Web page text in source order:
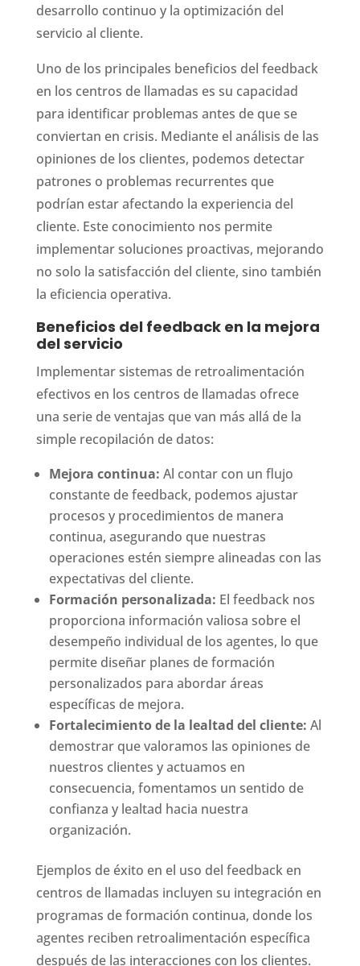
desarrollo continuo y la optimización del
servicio al cliente.
Uno de los principales beneficios del feedback
en los centros de llamadas es su capacidad
para identificar problemas antes de que se
conviertan en crisis. Mediante el análisis de las
opiniones de los clientes, podemos detectar
patrones o problemas recurrentes que
podrían estar afectando la experiencia del
cliente. Este conocimiento nos permite
implementar soluciones proactivas, mejorando
no solo la satisfacción del cliente, sino también
la eficiencia operativa.
Beneficios del feedback en la mejora
del servicio
Implementar sistemas de retroalimentación
efectivos en los centros de llamadas ofrece
una serie de ventajas que van más allá de la
simple recopilación de datos:
Mejora continua: Al contar con un flujo
constante de feedback, podemos ajustar
procesos y procedimientos de manera
continua, asegurando que nuestras
operaciones estén siempre alineadas con las
expectativas del cliente.
Formación personalizada: El feedback nos
proporciona información valiosa sobre el
desempeño individual de los agentes, lo que
permite diseñar planes de formación
personalizados para abordar áreas
específicas de mejora.
Fortalecimiento de la lealtad del cliente: Al
demostrar que valoramos las opiniones de
nuestros clientes y actuamos en
consecuencia, fomentamos un sentido de
confianza y lealtad hacia nuestra
organización.
Ejemplos de éxito en el uso del feedback en
centros de llamadas incluyen su integración en
programas de formación continua, donde los
agentes reciben retroalimentación específica
después de las interacciones con los clientes.